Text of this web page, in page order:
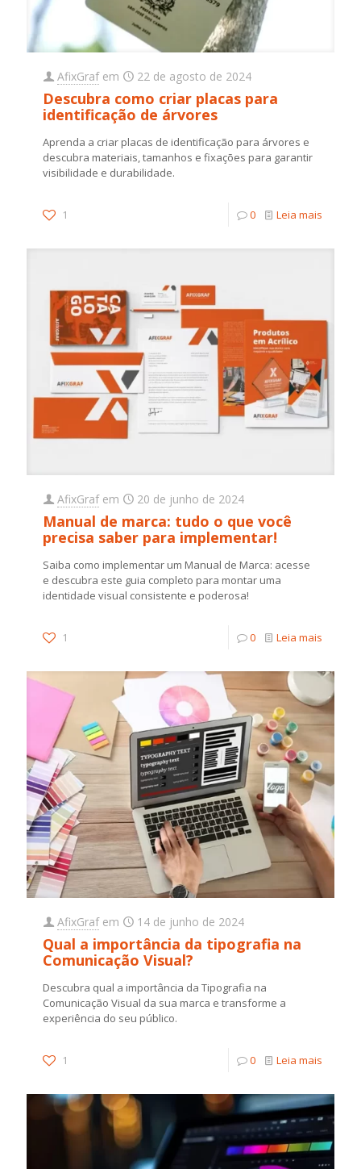
AfixGraf em 22 de agosto de 2024
Descubra como criar placas para
identificação de árvores
Aprenda a criar placas de identificação para árvores e
descubra materiais, tamanhos e fixações para garantir
visibilidade e durabilidade.
1 0 Leia mais
AfixGraf em 20 de junho de 2024
Manual de marca: tudo o que você
precisa saber para implementar!
Saiba como implementar um Manual de Marca: acesse
e descubra este guia completo para montar uma
identidade visual consistente e poderosa!
1 0 Leia mais
AfixGraf em 14 de junho de 2024
Qual a importância da tipografia na
Comunicação Visual?
Descubra qual a importância da Tipografia na
Comunicação Visual da sua marca e transforme a
experiência do seu público.
1 0 Leia mais